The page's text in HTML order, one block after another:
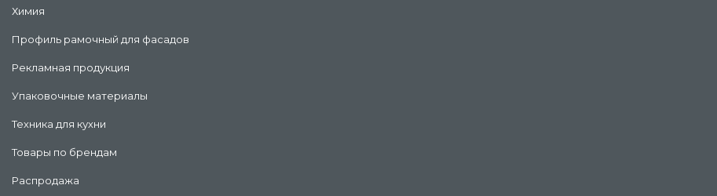
Химия
Профиль рамочный для фасадов
Рекламная продукция
Упаковочные материалы
Техника для кухни
Товары по брендам
Распродажа